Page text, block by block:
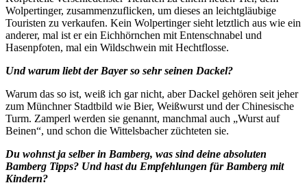
Wolpertinger, zusammenzuflicken, um dieses an leichtgläubige
Touristen zu verkaufen. Kein Wolpertinger sieht letztlich aus wie ein
anderer, mal ist er ein Eichhörnchen mit Entenschnabel und
Hasenpfoten, mal ein Wildschwein mit Hechtflosse.
Und warum liebt der Bayer so sehr seinen Dackel?
Warum das so ist, weiß ich gar nicht, aber Dackel gehören seit jeher
zum Münchner Stadtbild wie Bier, Weißwurst und der Chinesische
Turm. Zamperl werden sie genannt, manchmal auch „Wurst auf
Beinen“, und schon die Wittelsbacher züchteten sie.
Du wohnst ja selber in Bamberg, was sind deine absoluten
Bamberg Tipps? Und hast du Empfehlungen für Bamberg mit
Kindern?